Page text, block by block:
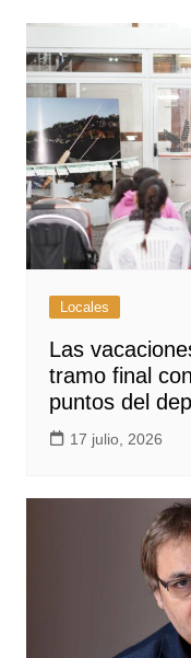
Locales
Las
tramo final
puntos del
17 julio, 2026